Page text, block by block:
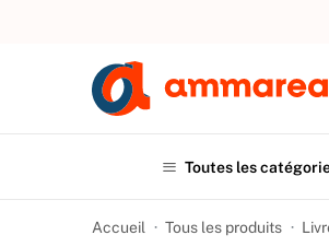
Toutes les
Accueil Tous les produits